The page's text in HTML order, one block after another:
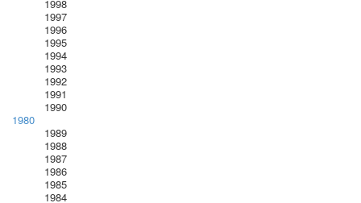
1998
1997
1996
1995
1994
1993
1992
1991
1990
1980
1989
1988
1987
1986
1985
1984